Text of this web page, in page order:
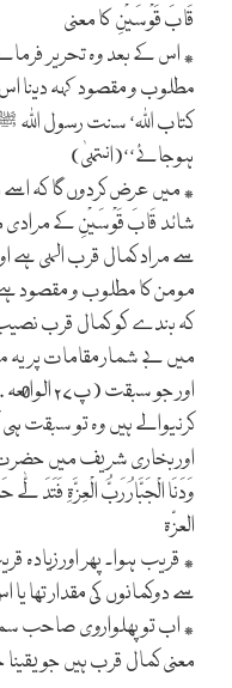
قَابَ قَوْسَیْنِکا معنی
٭ اس کے بعد وہ تحریر
مطلوب و مقصودکہہ
کتاب اللہ‘ سنت رسول اللہ
ہوجائے‘‘(انتہیٰ)
٭ میں عرض کردوں گا کہ
شائد قَابَ قَوْسَیْنِ کے
سے مراد کمال قرب الہی
مومن کا مطلوب و مقصود
کہ بندے کو کمال قرب
میں بے شمار مقامات پر یہ
کرنیوالے ہیں وہ تو سبقت
اور بخاری شریف میں
وَدَنَا الْجَبَّارُ رَبُّ الْعِزَّۃِ فَتَدَ
العزّۃ
٭ قریب ہوا۔ پھر اور
سے دوکمانوں کی مقدار تھا یا
٭ اب تو پھلواروی صاحب
معنی کمال قرب ہیں جو